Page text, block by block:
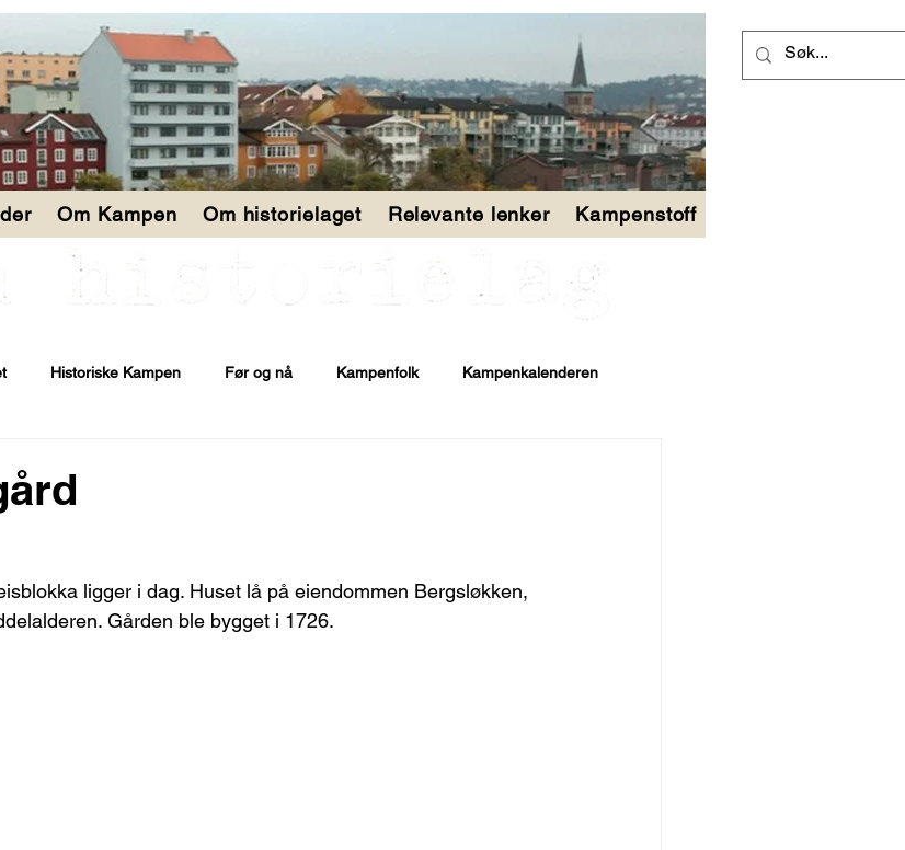
Om Kampen Om historielaget Relevante lenker Kampenstoff
Historiske Kampen Før og nå Kampenfolk Kampenkalenderen
ligger i dag. Huset lå på eiendommen Bergsløkken,
Gården ble bygget i 1726.